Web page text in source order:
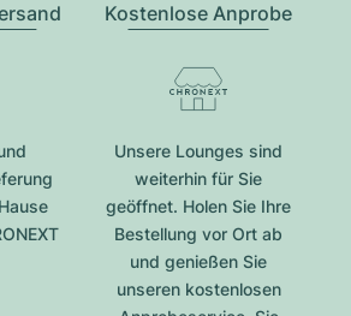
Kostenlose Anprobe
Unsere Lounges sind
weiterhin für Sie
geöffnet. Holen Sie Ihre
Bestellung vor Ort ab
und genießen Sie
unseren kostenlosen